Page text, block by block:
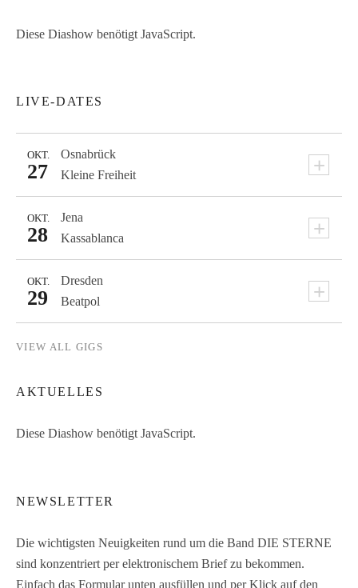
Diese Diashow benötigt JavaScript.
LIVE-DATES
Osnabrück +
OKT.
27 Kleine Freiheit
Jena +
OKT.
28 Kassablanca
Dresden +
OKT.
29 Beatpol
VIEW ALL GIGS
AKTUELLES
Diese Diashow benötigt JavaScript.
NEWSLETTER
Die wichtigsten Neuigkeiten rund um die Band DIE STERNE
sind konzentriert per elektronischem Brief zu bekommen.
Einfach das Formular unten ausfüllen und per Klick auf den